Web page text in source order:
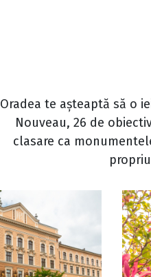
Oradea te așteaptă să o
Nouveau, 26 de
clasare ca